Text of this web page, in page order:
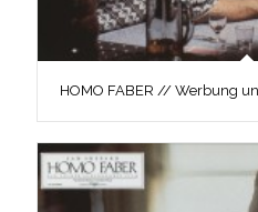
HOMO FABER // Werbung